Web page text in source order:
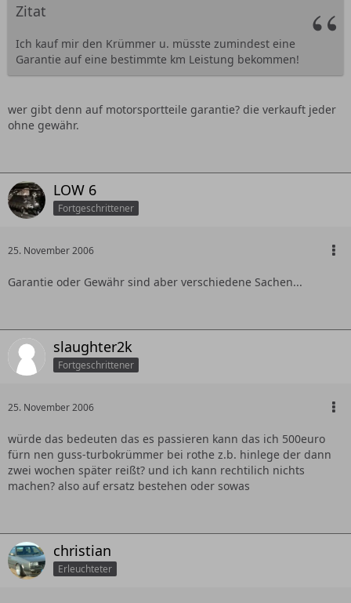
Zitat
Ich kauf mir den Krümmer u. müsste zumindest eine
Garantie auf eine bestimmte km Leistung bekommen!
wer gibt denn auf motorsportteile garantie? die verkauft jeder
ohne gewähr.
LOW 6
Fortgeschrittener
25. November 2006
Garantie oder Gewähr sind aber verschiedene Sachen...
slaughter2k
Fortgeschrittener
25. November 2006
würde das bedeuten das es passieren kann das ich 500euro
fürn nen guss-turbokrümmer bei rothe z.b. hinlege der dann
zwei wochen später reißt? und ich kann rechtilich nichts
machen? also auf ersatz bestehen oder sowas
christian
Erleuchteter